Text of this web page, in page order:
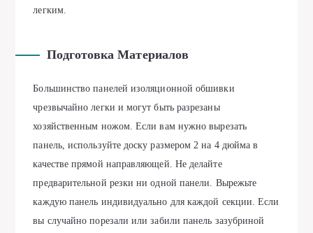
легким.
Подготовка Материалов
Большинство панелей изоляционной обшивки
чрезвычайно легки и могут быть разрезаны
хозяйственным ножом. Если вам нужно вырезать
панель, используйте доску размером 2 на 4 дюйма в
качестве прямой направляющей. Не делайте
предварительной резки ни одной панели. Вырежьте
каждую панель индивидуально для каждой секции. Если
вы случайно порезали или забили панель зазубриной